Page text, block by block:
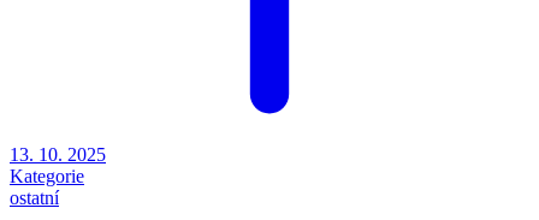
13. 10. 2025
Kategorie
ostatní